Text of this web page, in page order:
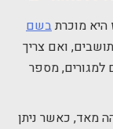
בשם
. בעיר מתגוררים לערך כ-30,000 תושבים, ואם צריך
מספר
מאד, כאשר ניתן